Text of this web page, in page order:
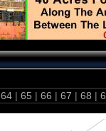
64 | 65 | 66 | 67 | 68 |